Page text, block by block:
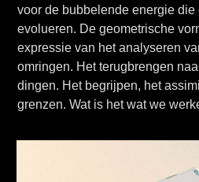
voor de bubbelende energie
evolueren. De geometrische
expressie van het analyseren
omringen. Het terugbrengen
dingen. Het begrijpen, het
grenzen. Wat is het wat we